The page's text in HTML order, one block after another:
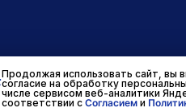
Продолжая использовать сайт, вы
согласие на обработку
числе сервисом веб-аналитики
соответствии с Согласиеми